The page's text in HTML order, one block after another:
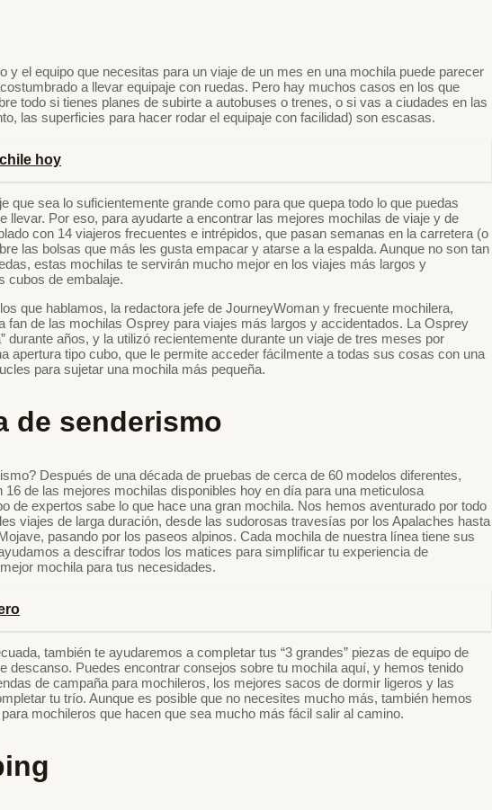
y el equipo que necesitas para un viaje de un mes en una mochila puede parecer
a llevar equipaje con ruedas. Pero hay muchos casos en los que
todo si tienes planes de subirte a autobuses o trenes, o si vas a ciudades en las
las superficies para hacer rodar el equipaje con facilidad) son escasas.
hoy
que sea lo suficientemente grande como para que quepa todo lo que puedas
llevar. Por eso, para ayudarte a encontrar las mejores mochilas de viaje y de
con 14 viajeros frecuentes e intrépidos, que pasan semanas en la carretera (o
las bolsas que más les gusta empacar y atarse a la espalda. Aunque no son tan
estas mochilas te servirán mucho mejor en los viajes más largos y
cubos de embalaje.
que hablamos, la redactora jefe de JourneyWoman y frecuente mochilera,
fan de las mochilas Osprey para viajes más largos y accidentados. La Osprey
durante años, y la utilizó recientemente durante un viaje de tres meses por
apertura tipo cubo, que le permite acceder fácilmente a todas sus cosas con una
para sujetar una mochila más pequeña.
de senderismo
Después de una década de pruebas de cerca de 60 modelos diferentes,
de las mejores mochilas disponibles hoy en día para una meticulosa
de expertos sabe lo que hace una gran mochila. Nos hemos aventurado por todo
viajes de larga duración, desde las sudorosas travesías por los Apalaches hasta
pasando por los paseos alpinos. Cada mochila de nuestra línea tiene sus
a descifrar todos los matices para simplificar tu experiencia de
mochila para tus necesidades.
también te ayudaremos a completar tus “3 grandes” piezas de equipo de
descanso. Puedes encontrar consejos sobre tu mochila aquí, y hemos tenido
de campaña para mochileros, los mejores sacos de dormir ligeros y las
tu trío. Aunque es posible que no necesites mucho más, también hemos
mochileros que hacen que sea mucho más fácil salir al camino.